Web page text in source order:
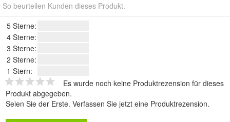
So beurteilen Kunden dieses Produkt.
5 Sterne:
4 Sterne:
3 Sterne:
2 Sterne:
1 Stern:
Es wurde noch keine Produktrezension für dieses
Produkt abgegeben.
Seien Sie der Erste. Verfassen Sie jetzt eine Produktrezension.